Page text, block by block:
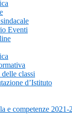
Eventi
classi
d’Istituto
e competenze 2021-